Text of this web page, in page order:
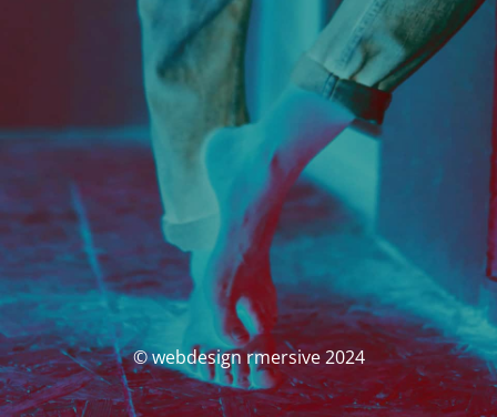
© webdesign rmersive 2024